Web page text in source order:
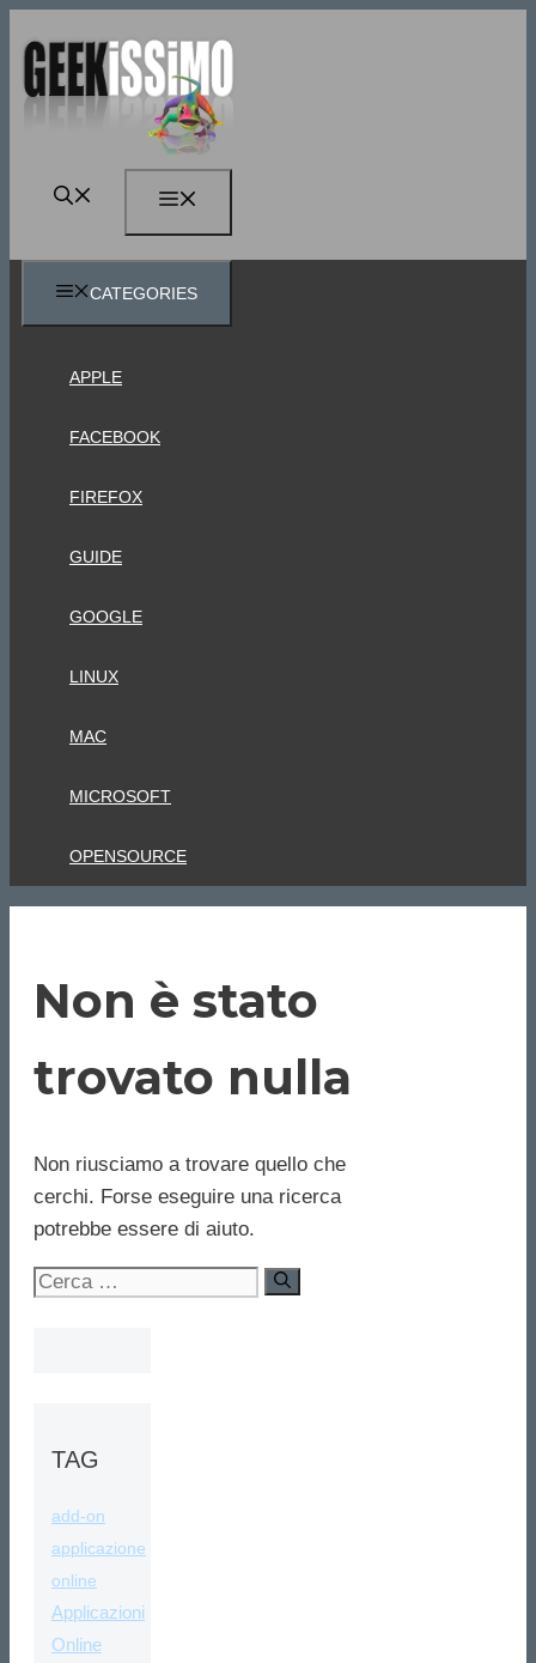
contenuto
CATEGORIES
APPLE
FACEBOOK
FIREFOX
GUIDE
GOOGLE
LINUX
MAC
MICROSOFT
OPENSOURCE
Non è stato
trovato nulla
Non riusciamo a trovare quello che
cerchi. Forse eseguire una ricerca
potrebbe essere di aiuto.
Ricerca
TAG
add-on
applicazione
online
Applicazioni
Online